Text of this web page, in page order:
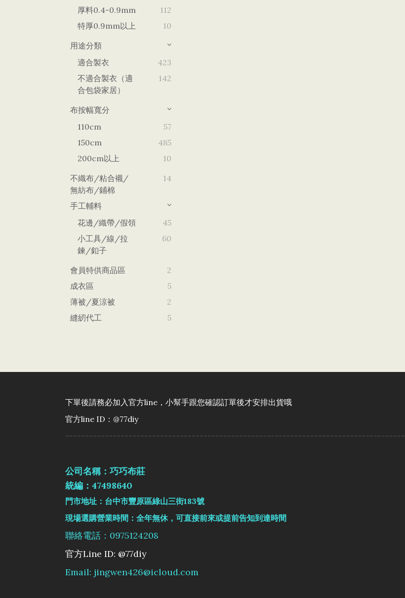
厚料0.4-0.9mm
112
特厚0.9mm以上
10
用途分類
適合製衣
423
不適合製衣（適
合包袋家居）
142
布按幅寬分
110cm
57
150cm
485
200cm以上
10
不織布/粘合襯/
無紡布/鋪棉
14
手工輔料
花邊/織帶/假領
45
小工具/線/拉
鍊/釦子
60
會員特供商品區
2
成衣區
5
薄被/夏涼被
2
縫紉代工
5
下單後請務必加入官方line，小幫手跟您確認訂單後才安排出貨哦
官方line ID：@77diy
--------------------------------------------------------------------------------------
公司名稱：巧巧布莊
統編：47498640
門市地址：台中市豐原區綠山三街183號
現場選購營業時間：全年無休，可直接前來或提前告知到達時間
聯絡電話：0975124208
官方Line ID: @77diy
Email: jingwen426@icloud.com